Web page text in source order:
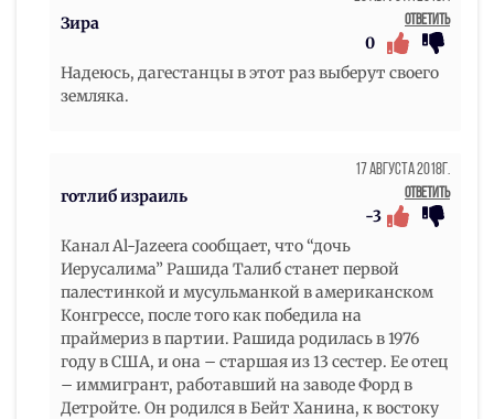
Зира
Ответить
0
Надеюсь, дагестанцы в этот раз выберут своего
земляка.
готлиб израиль
17 Августа 2018г.
Ответить
-3
Канал Al-Jazeera сообщает, что “дочь
Иерусалима” Рашида Талиб станет первой
палестинкой и мусульманкой в американском
Конгрессе, после того как победила на
праймериз в партии. Рашида родилась в 1976
году в США, и она – старшая из 13 сестер. Ее отец
– иммигрант, работавший на заводе Форд в
Детройте. Он родился в Бейт Ханина, к востоку